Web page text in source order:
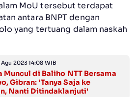
MoU tersebut terdapat
antara BNPT dengan
yang tertuang dalam naskah
Agu 2023 14:08 WIB
Muncul di Baliho NTT Bersama
Gibran: 'Tanya Saja ke
Nanti Ditindaklanjuti'